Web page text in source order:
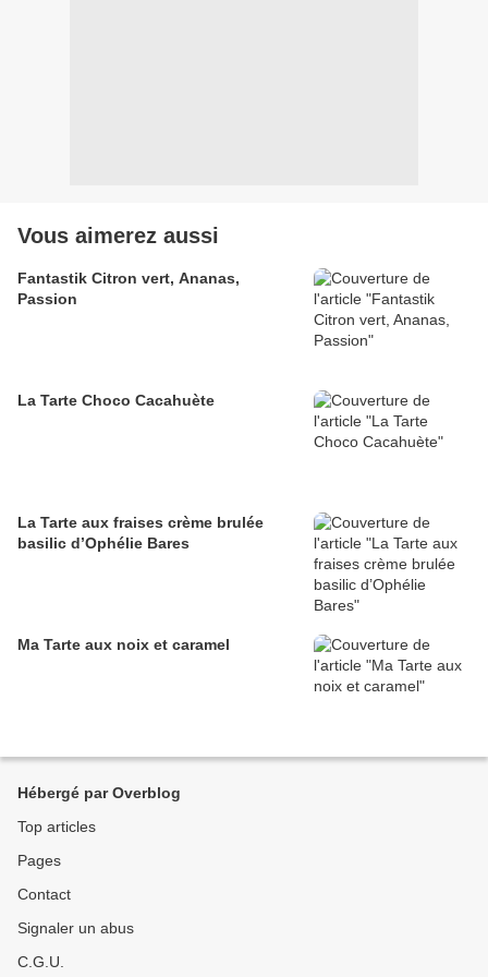
Vous aimerez aussi
Fantastik Citron vert, Ananas,
Passion
La Tarte Choco Cacahuète
La Tarte aux fraises crème brulée
basilic d’Ophélie Bares
Ma Tarte aux noix et caramel
Hébergé par Overblog
Top articles
Pages
Contact
Signaler un abus
C.G.U.